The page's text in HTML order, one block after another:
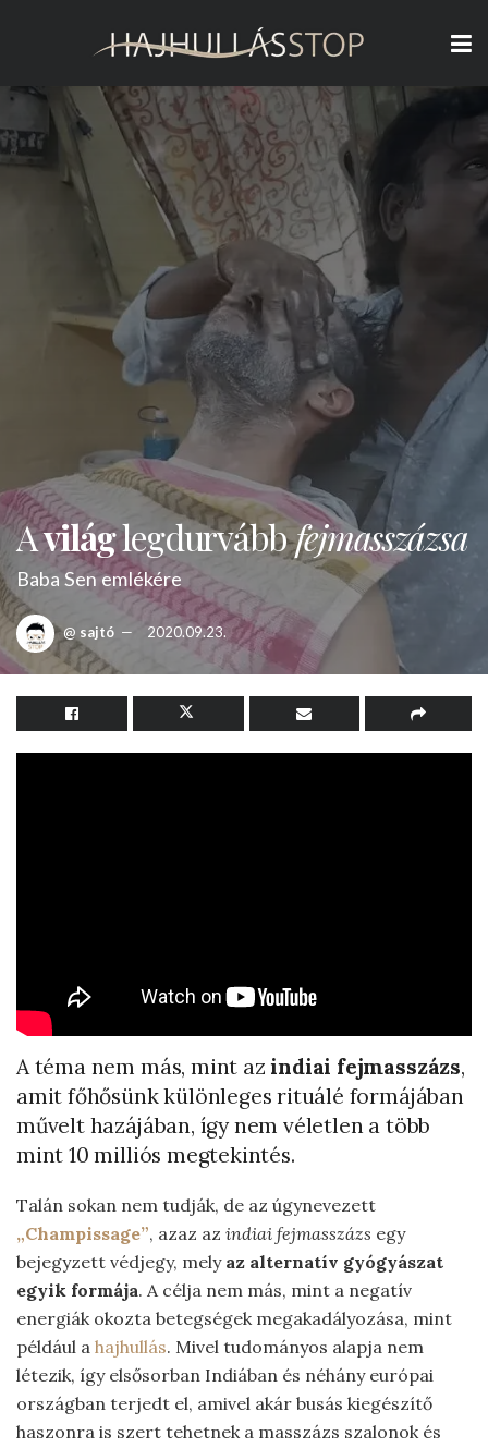
Aviláglegdurvábbfejmasszázsa
Baba Sen emlékére
@ sajtó 2020.09.23.
A téma nem más, mint azindiai fejmasszázs,
amit főhősünk különleges rituálé formájában
művelt hazájában, így nem véletlen a több
mint 10 milliós megtekintés.
Talán sokan nem tudják, de az úgynevezett
„Champissage”, azaz az indiai fejmasszázs egy
bejegyzett védjegy, mely az alternatív gyógyászat
egyik formája. A célja nem más, mint a negatív
energiák okozta betegségek megakadályozása, mint
például a hajhullás. Mivel tudományos alapja nem
létezik, így elsősorban Indiában és néhány európai
országban terjedt el, amivel akár busás kiegészítő
haszonra is szert tehetnek a masszázs szalonok és